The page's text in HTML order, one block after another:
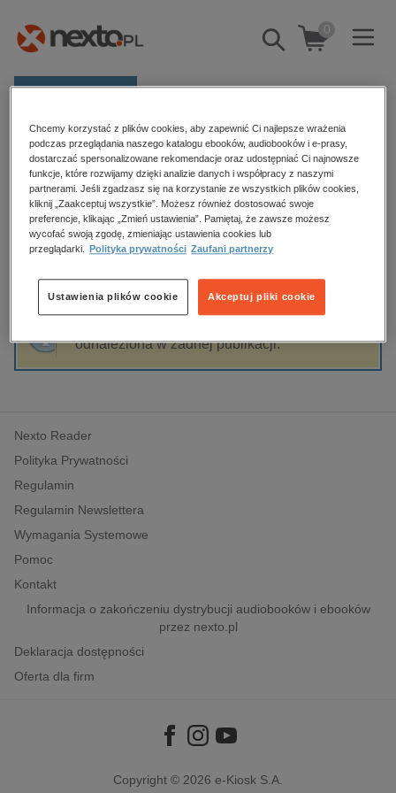
Pokaż/schowaj
wyszukiwarkę
0
Kategorie
Zobacz wszystkie E-prasa
budownictwo, aranżacja wnętrz
biznesowe, branżowe, gospodarka
dzienniki
edukacja
hobby, sport, rozrywka
komputery, internet, technologie, informatyka
polityka, społeczno-informacyjne
psychologiczne
inne
popularno-naukowe
historia
Strona główna PL SA INFOR
PL SA INFOR
Sortowanie Filtrowanie
odnaleziona w żadnej publikacji.
Nexto Reader
Polityka Prywatności
Regulamin
Regulamin Newslettera
Wymagania Systemowe
Pomoc
Kontakt
Informacja o zakończeniu dystrybucji audiobooków i ebooków
przez nexto.pl
Deklaracja dostępności
Oferta dla firm
Copyright © 2026 e-Kiosk S.A.
Chcemy korzystać z plików cookies, aby zapewnić Ci najlepsze wrażenia
podczas przeglądania naszego katalogu ebooków, audiobooków i e-prasy,
dostarczać spersonalizowane rekomendacje oraz udostępniać Ci najnowsze
funkcje, które rozwijamy dzięki analizie danych i współpracy z naszymi
partnerami. Jeśli zgadzasz się na korzystanie ze wszystkich plików cookies,
kliknij „Zaakceptuj wszystkie”. Możesz również dostosować swoje
preferencje, klikając „Zmień ustawienia”. Pamiętaj, że zawsze możesz
wycofać swoją zgodę, zmieniając ustawienia cookies lub
przeglądarki.
Polityka prywatności Zaufani partnerzy
Akceptuj pliki cookie
Ustawienia plików cookie